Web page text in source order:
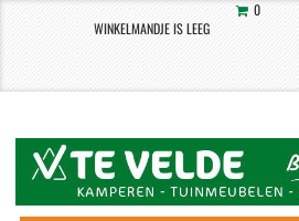
0
WINKELMANDJE IS LEEG